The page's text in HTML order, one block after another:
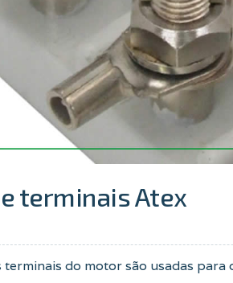
terminais Atex
terminais do motor são usadas